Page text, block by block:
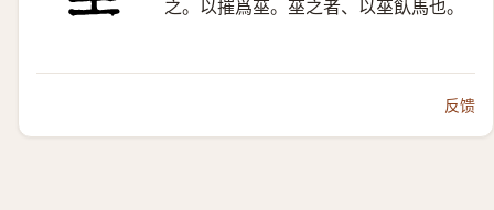
之。以摧爲莝。莝之者、以莝飤馬也。
反馈